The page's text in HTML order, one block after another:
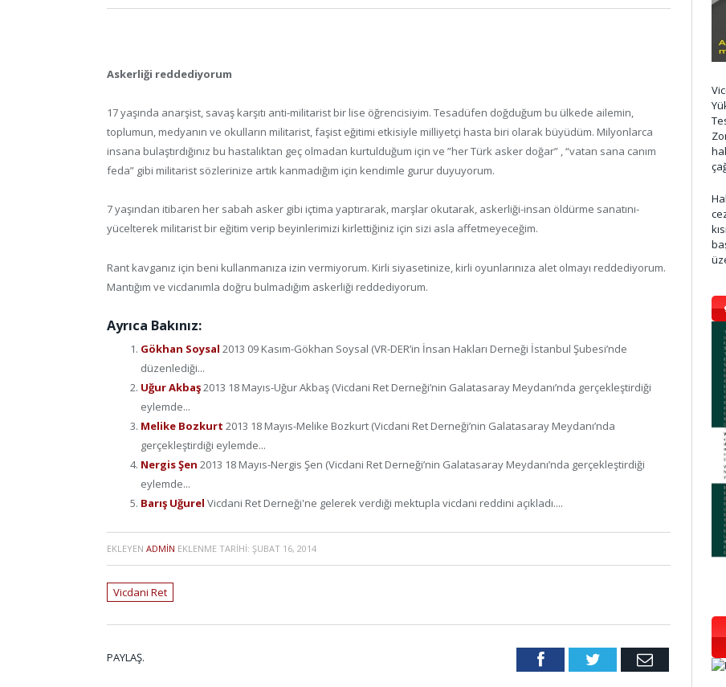
Askerliği reddediyorum
17 yaşında anarşist, savaş karşıtı anti-militarist bir lise öğrencisiyim. Tesadüfen doğduğum bu ülkede ailemin,
toplumun, medyanın ve okulların militarist, faşist eğitimi etkisiyle milliyetçi hasta biri olarak büyüdüm. Milyonlarca
insana bulaştırdığınız bu hastalıktan geç olmadan kurtulduğum için ve ”her Türk asker doğar” , “vatan sana canım
feda” gibi militarist sözlerinize artık kanmadığım için kendimle gurur duyuyorum.
7 yaşından itibaren her sabah asker gibi içtima yaptırarak, marşlar okutarak, askerliği-insan öldürme sanatını-
yücelterek militarist bir eğitim verip beyinlerimizi kirlettiğiniz için sizi asla affetmeyeceğim.
Rant kavganız için beni kullanmanıza izin vermiyorum. Kirli siyasetinize, kirli oyunlarınıza alet olmayı reddediyorum.
Mantığım ve vicdanımla doğru bulmadığım askerliği reddediyorum.
Ayrıca Bakınız:
Gökhan Soysal 2013 09 Kasım-Gökhan Soysal (VR-DER’in İnsan Hakları Derneği İstanbul Şubesi’nde
düzenlediği...
Uğur Akbaş2013 18 Mayıs-Uğur Akbaş (Vicdani Ret Derneği’nin Galatasaray Meydanı’nda gerçekleştirdiği
eylemde...
Melike Bozkurt 2013 18 Mayıs-Melike Bozkurt (Vicdani Ret Derneği’nin Galatasaray Meydanı’nda
gerçekleştirdiği eylemde...
Nergis Şen 2013 18 Mayıs-Nergis Şen (Vicdani Ret Derneği’nin Galatasaray Meydanı’nda gerçekleştirdiği
eylemde...
Barış Uğurel Vicdani Ret Derneği'ne gelerek verdiği mektupla vicdani reddini açıkladı....
EKLEYEN ADMIN EKLENME TARIHI: ŞUBAT 16, 2014
Vicdani Ret
PAYLAŞ. FacebookTwitter Email